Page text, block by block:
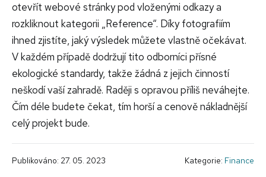
otevřít webové stránky pod vloženými odkazy a
rozkliknout kategorii „Reference“. Díky fotografiím
ihned zjistíte, jaký výsledek můžete vlastně očekávat.
V každém případě dodržují tito odborníci přísné
ekologické standardy, takže žádná z jejich činností
neškodí vaší zahradě. Raději s opravou příliš neváhejte.
Čím déle budete čekat, tím horší a cenově nákladnější
celý projekt bude.
Publikováno: 27. 05. 2023 Kategorie: Finance